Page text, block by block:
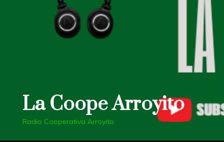
La Coope Arroyito
Radio Cooperativa Arroyito